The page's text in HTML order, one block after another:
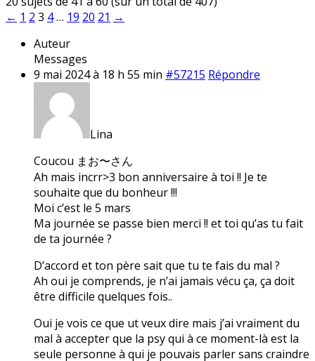
← 1 2 3 4… 19 20 21 →
Auteur
Messages
9 mai 2024 à 18 h 55 min #57215 Répondre
Lina
Coucou まお〜さん
Ah mais incrr>3 bon anniversaire à toi !! Je te
souhaite que du bonheur !!!
Moi c’est le 5 mars
Ma journée se passe bien merci !! et toi qu’as tu fait
de ta journée ?
D’accord et ton père sait que tu te fais du mal ?
Ah oui je comprends, je n’ai jamais vécu ça, ça doit
être difficile quelques fois..
Oui je vois ce que ut veux dire mais j’ai vraiment du
mal à accepter que la psy qui à ce moment-là est la
seule personne à qui je pouvais parler sans craindre